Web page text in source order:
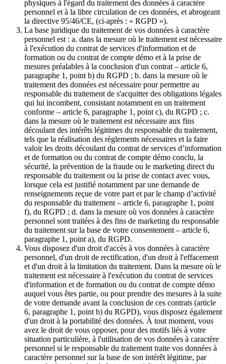
physiques à l'égard du traitement des données à caractère
personnel et à la libre circulation de ces données, et abrogeant
la directive 95/46/CE, (ci-après : « RGPD »).
La base juridique du traitement de vos données à caractère
personnel est : a. dans la mesure où le traitement est nécessaire
à l'exécution du contrat de services d'information et de
formation ou du contrat de compte démo et à la prise de
mesures préalables à la conclusion d'un contrat – article 6,
paragraphe 1, point b) du RGPD ; b. dans la mesure où le
traitement des données est nécessaire pour permettre au
responsable du traitement de s'acquitter des obligations légales
qui lui incombent, consistant notamment en un traitement
conforme – article 6, paragraphe 1, point c), du RGPD ; c.
dans la mesure où le traitement est nécessaire aux fins
découlant des intérêts légitimes du responsable du traitement,
tels que la réalisation des règlements nécessaires et la faire
valoir les droits découlant du contrat de services d’information
et de formation ou du contrat de compte démo conclu, la
sécurité, la prévention de la fraude ou le marketing direct du
responsable du traitement ou la prise de contact avec vous,
lorsque cela est justifié notamment par une demande de
renseignements reçue de votre part et par le champ d’activité
du responsable du traitement – article 6, paragraphe 1, point
f), du RGPD ; d. dans la mesure où vos données à caractère
personnel sont traitées à des fins de marketing du responsable
du traitement sur la base de votre consentement – article 6,
paragraphe 1, point a), du RGPD.
Vous disposez d'un droit d'accès à vos données à caractère
personnel, d'un droit de rectification, d'un droit à l'effacement
et d'un droit à la limitation du traitement. Dans la mesure où le
traitement est nécessaire à l'exécution du contrat de services
d'information et de formation ou du contrat de compte démo
auquel vous êtes partie, ou pour prendre des mesures à la suite
de votre demande avant la conclusion de ces contrats (article
6, paragraphe 1, point b) du RGPD), vous disposez également
d'un droit à la portabilité des données. À tout moment, vous
avez le droit de vous opposer, pour des motifs liés à votre
situation particulière, à l'utilisation de vos données à caractère
personnel si le responsable du traitement traite vos données à
caractère personnel sur la base de son intérêt légitime, par